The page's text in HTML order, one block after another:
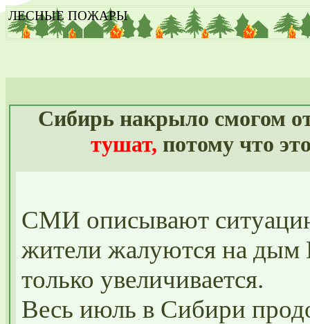
ЛЕСНЫЕ ПОЖАРЫ
Сибирь накрыло смогом
тушат, потому что
СМИ описывают
жители жалуются на дым
только увеличивается.
Весь июль в Сибири